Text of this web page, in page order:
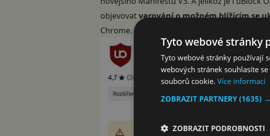
objevovatvarování o možném blížícím se
Chrome.
Tyto webové stránky
Tyto webové stránky používají
webových stránek souhlasíte
souborů cookie. Více informací
ZOBRAZIT PARTNERY(1635) →
ZOBRAZIT PODROBNOSTI